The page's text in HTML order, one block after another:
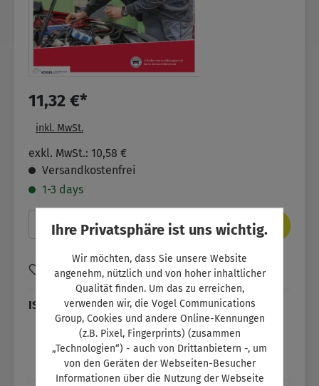
11,32 €*
inkl. MwSt.
exkl. MwSt.: 10,58 €
Versandkostenfrei
1-3 days
Produkt Anzahl: Gib den gewünschten
In den Warenkorb
Zum Merkzettel hinzufügen
ISBN: SW11052
Ihre Privatsphäre ist uns wichtig.
Wir möchten, dass Sie unsere Website
angenehm, nützlich und von hoher inhaltlicher
Qualität finden. Um das zu erreichen,
verwenden wir, die Vogel Communications
Group, Cookies und andere Online-Kennungen
(z.B. Pixel, Fingerprints) (zusammen
„Technologien“) - auch von Drittanbietern -, um
von den Geräten der Webseiten-Besucher
Informationen über die Nutzung der Webseite